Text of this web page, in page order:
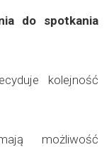
do spotkania
kolejność
możliwość